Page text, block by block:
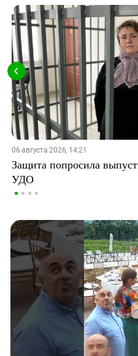
06 августа 2026, 14:21
Защита попросила
УДО